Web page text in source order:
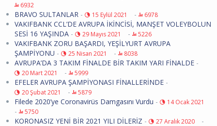
6932
BRAVO SULTANLAR - 15 Eylül 2021 - 6978
VAKIFBANK CCL’DE AVRUPA İKİNCİSİ, MANŞET VOLEYBOLUN
SESİ 16 YAŞINDA - 29 Mayıs 2021 - 5226
VAKIFBANK ZORU BAŞARDI, YEŞİLYURT AVRUPA
ŞAMPİYONU - 25 Nisan 2021 - 8038
AVRUPA’DA 3 TAKIM FİNALDE BİR TAKIM YARI FİNALDE -
20 Mart 2021 - 5999
EFELER AVRUPA ŞAMPİYONASI FİNALLERİNDE -
20 Şubat 2021 - 5879
Filede 2020’ye Coronavirüs Damgasını Vurdu - 14 Ocak 2021
- 5750
KORONASIZ YENİ BİR 2021 YILI DİLERİZ - 27 Aralık 2020 -